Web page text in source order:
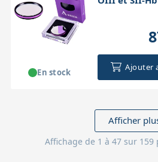
Ajouter
En stock
Affichage de 1 à 47 sur
Afficher